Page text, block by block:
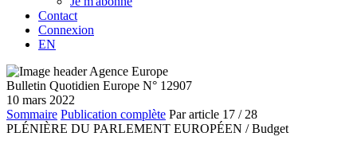
Contact
Connexion
EN
Bulletin Quotidien Europe N° 12907
10 mars 2022
Sommaire Publication complète Par article 17 / 28
PLÉNIÈRE DU PARLEMENT EUROPÉEN / Budget